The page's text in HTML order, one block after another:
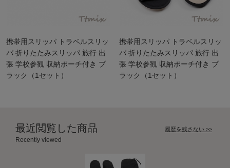
携帯用スリッパ トラベルスリッ
パ 折りたたみスリッパ 旅行 出
張 学校参観 収納ポーチ付き ブ
ラック（1セット）
携帯用スリッパ トラベルスリッ
パ 折りたたみスリッパ 旅行 出
張 学校参観 収納ポーチ付き ブ
ラック（1セット）
最近閲覧した商品
Recently viewed
履歴を残さない >>